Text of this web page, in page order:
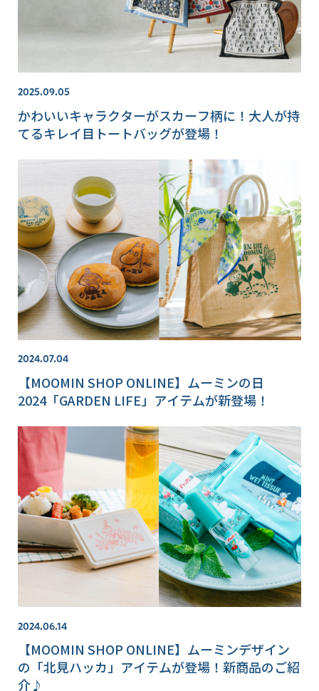
2025.09.05
かわいいキャラクターがスカーフ柄に！大人が持
てるキレイ目トートバッグが登場！
2024.07.04
【MOOMIN SHOP ONLINE】ムーミンの日
2024「GARDEN LIFE」アイテムが新登場！
2024.06.14
【MOOMIN SHOP ONLINE】ムーミンデザイン
の「北見ハッカ」アイテムが登場！新商品のご紹
介♪